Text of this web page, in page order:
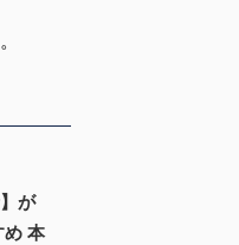
が
め 本